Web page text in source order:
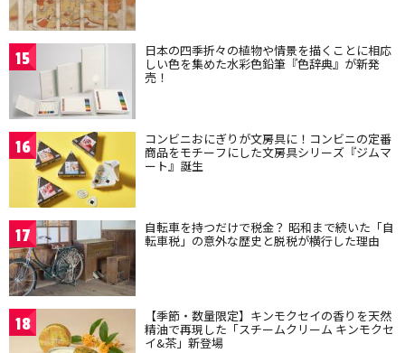
15 日本の四季折々の植物や情景を描くことに相応
しい色を集めた水彩色鉛筆『色辞典』が新発
売！
16 コンビニおにぎりが文房具に！コンビニの定番
商品をモチーフにした文房具シリーズ『ジムマ
ート』誕生
17 自転車を持つだけで税金？ 昭和まで続いた「自
転車税」の意外な歴史と脱税が横行した理由
18 【季節・数量限定】キンモクセイの香りを天然
精油で再現した「スチームクリーム キンモクセ
イ&茶」新登場